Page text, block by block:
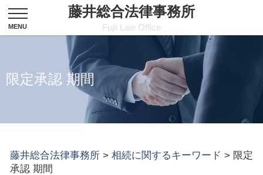
限定承認 期間
藤井総合法律事務所
Fujii Law Office
藤井総合法律事務所 > 相続に関するキーワード > 限定
承認 期間